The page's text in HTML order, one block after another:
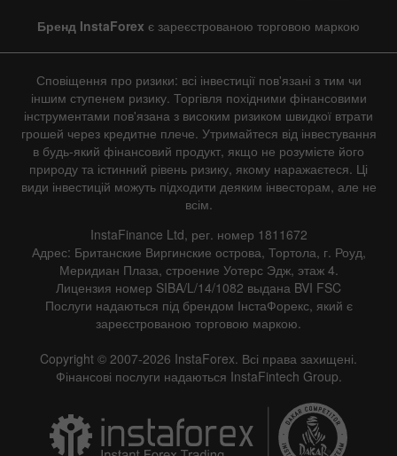
Бренд InstaForex є зареєстрованою торговою маркою
Сповіщення про ризики: всі інвестиції пов'язані з тим чи
іншим ступенем ризику. Торгівля похідними фінансовими
інструментами пов'язана з високим ризиком швидкої втрати
грошей через кредитне плече. Утримайтеся від інвестування
в будь-який фінансовий продукт, якщо не розумієте його
природу та істинний рівень ризику, якому наражаєтеся. Ці
види інвестицій можуть підходити деяким інвесторам, але не
всім.
InstaFinance Ltd, рег. номер 1811672
Адрес: Британские Виргинские острова, Тортола, г. Роуд,
Меридиан Плаза, строение Уотерс Эдж, этаж 4.
Лицензия номер SIBA/L/14/1082 выдана BVI FSC
Послуги надаються під брендом ІнстаФорекс, який є
зареєстрованою торговою маркою.
Copyright © 2007-2026 InstaForex. Всі права захищені.
Фінансові послуги надаються InstaFintech Group.